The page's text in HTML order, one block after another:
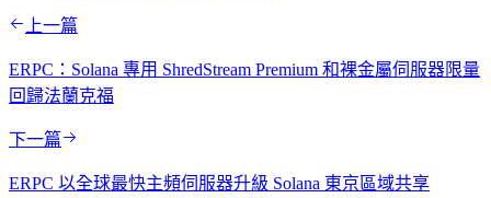
上一篇
ERPC：Solana 專用 ShredStream Premium 和裸金屬伺服器限量
回歸法蘭克福
下一篇
ERPC 以全球最快主頻伺服器升級 Solana 東京區域共享